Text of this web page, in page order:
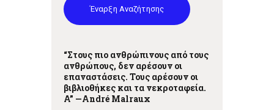
Έναρξη Αναζήτησης
“Στους πιο ανθρώπινους από τους
ανθρώπους, δεν αρέσουν οι
επαναστάσεις. Τους αρέσουν οι
βιβλιοθήκες και τα νεκροταφεία.
A” —André Malraux